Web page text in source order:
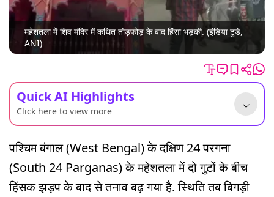
महेशतला में शिव मंदिर में कथित तोड़फोड़ के बाद हिंसा भड़की. (इंडिया टुडे,
ANI)
Quick AI Highlights
Click here to view more
पश्चिम बंगाल (West Bengal) के दक्षिण 24 परगना
(South 24 Parganas) के महेशतला में दो गुटों के बीच
हिंसक झड़प के बाद से तनाव बढ़ गया है. स्थिति तब बिगड़ी